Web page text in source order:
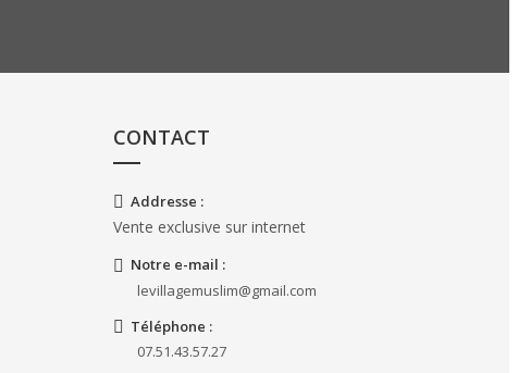
CONTACT
Addresse :
Vente exclusive sur internet
Notre e-mail :
levillagemuslim@gmail.com
Téléphone :
07.51.43.57.27